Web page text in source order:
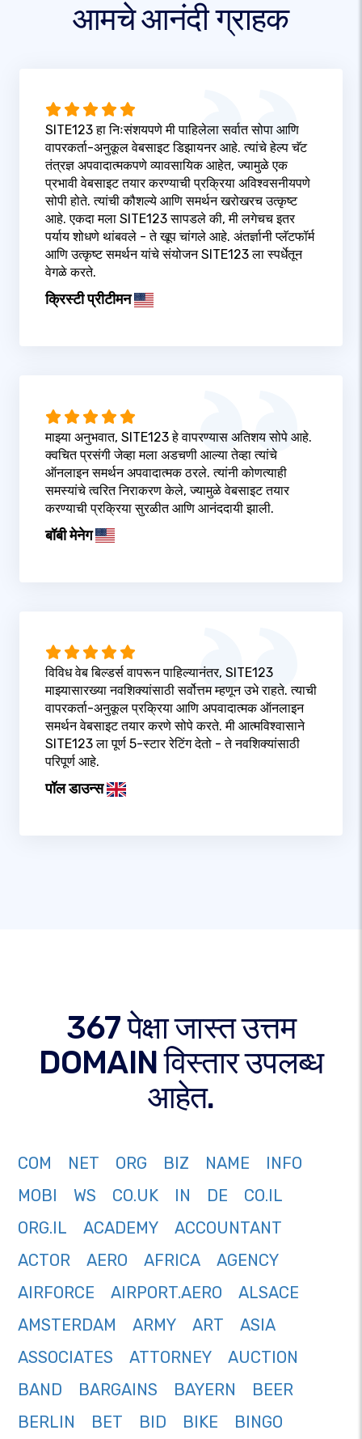
आमचे आनंदी ग्राहक
SITE123 हा निःसंशयपणे मी पाहिलेला सर्वात सोपा आणि
वापरकर्ता-अनुकूल वेबसाइट डिझायनर आहे. त्यांचे हेल्प चॅट
तंत्रज्ञ अपवादात्मकपणे व्यावसायिक आहेत, ज्यामुळे एक
प्रभावी वेबसाइट तयार करण्याची प्रक्रिया अविश्वसनीयपणे
सोपी होते. त्यांची कौशल्ये आणि समर्थन खरोखरच उत्कृष्ट
आहे. एकदा मला SITE123 सापडले की, मी लगेचच इतर
पर्याय शोधणे थांबवले - ते खूप चांगले आहे. अंतर्ज्ञानी प्लॅटफॉर्म
आणि उत्कृष्ट समर्थन यांचे संयोजन SITE123 ला स्पर्धेतून
वेगळे करते.
क्रिस्टी प्रीटीमन
माझ्या अनुभवात, SITE123 हे वापरण्यास अतिशय सोपे आहे.
क्वचित प्रसंगी जेव्हा मला अडचणी आल्या तेव्हा त्यांचे
ऑनलाइन समर्थन अपवादात्मक ठरले. त्यांनी कोणत्याही
समस्यांचे त्वरित निराकरण केले, ज्यामुळे वेबसाइट तयार
करण्याची प्रक्रिया सुरळीत आणि आनंददायी झाली.
बॉबी मेनेग
विविध वेब बिल्डर्स वापरून पाहिल्यानंतर, SITE123
माझ्यासारख्या नवशिक्यांसाठी सर्वोत्तम म्हणून उभे राहते. त्याची
वापरकर्ता-अनुकूल प्रक्रिया आणि अपवादात्मक ऑनलाइन
समर्थन वेबसाइट तयार करणे सोपे करते. मी आत्मविश्वासाने
SITE123 ला पूर्ण 5-स्टार रेटिंग देतो - ते नवशिक्यांसाठी
परिपूर्ण आहे.
पॉल डाउन्स
367 पेक्षा जास्त उत्तम
DOMAIN विस्तार उपलब्ध
आहेत.
COM NET ORG BIZ NAME
INFO
MOBI
WS CO.UK IN DE
CO.IL
ORG.IL
ACADEMY
ACCOUNTANT
ACTOR
AERO AFRICA
AGENCY
AIRFORCE
AIRPORT.AERO
ALSACE
AMSTERDAM
ARMY ART
ASIA
ASSOCIATES
ATTORNEY
AUCTION
BAND
BARGAINS BAYERN
BEER
BERLIN
BET BID BIKE
BINGO